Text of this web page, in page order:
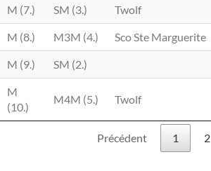
M (7.) SM (3.) Twolf
M (8.) M3M (4.) Sco Ste Marguerite
M (9.) SM (2.)
M
(10.)
M4M (5.) Twolf
Précédent 1 2